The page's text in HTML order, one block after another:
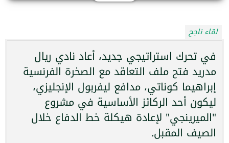
لقاء ناجح
في تحرك استراتيجي جديد، أعاد نادي ريال
مدريد فتح ملف التعاقد مع الصخرة الفرنسية
إبراهيما كوناتي، مدافع ليفربول الإنجليزي،
ليكون أحد الركائز الأساسية في مشروع
"الميرينجي" لإعادة هيكلة خط الدفاع خلال
الصيف المقبل.